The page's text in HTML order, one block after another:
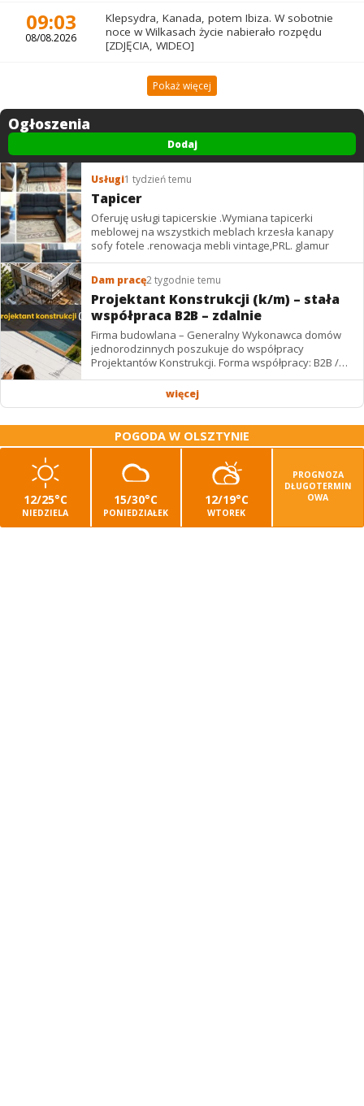
09:03
08/08.2026
Klepsydra, Kanada, potem Ibiza. W sobotnie
noce w Wilkasach życie nabierało rozpędu
[ZDJĘCIA, WIDEO]
Pokaż więcej
Ogłoszenia
Dodaj
Usługi1 tydzień temu
Tapicer
Oferuję usługi tapicerskie .Wymiana tapicerki
meblowej na wszystkich meblach krzesła kanapy
sofy fotele .renowacja mebli vintage,PRL. glamur
Dam pracę2 tygodnie temu
Projektant Konstrukcji (k/m) – stała
współpraca B2B – zdalnie
Firma budowlana – Generalny Wykonawca domów
jednorodzinnych poszukuje do współpracy
Projektantów Konstrukcji. Forma współpracy: B2B /
podwykonawstwo – zdalnie. Wynagrodzenie: ✔
więcej
POGODA W OLSZTYNIE
12/25°C
NIEDZIELA
15/30°C
PONIEDZIAŁEK
12/19°C
WTOREK
PROGNOZA
DŁUGOTERMIN
OWA